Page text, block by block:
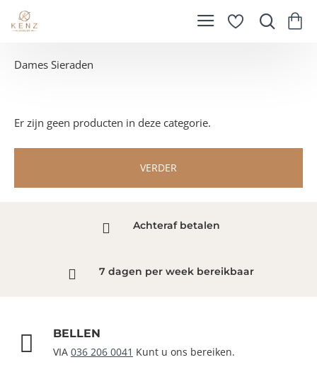
Dames Sieraden
Er zijn geen producten in deze categorie.
VERDER
Achteraf betalen
7 dagen per week bereikbaar
BELLEN
VIA 036 206 0041 Kunt u ons bereiken.